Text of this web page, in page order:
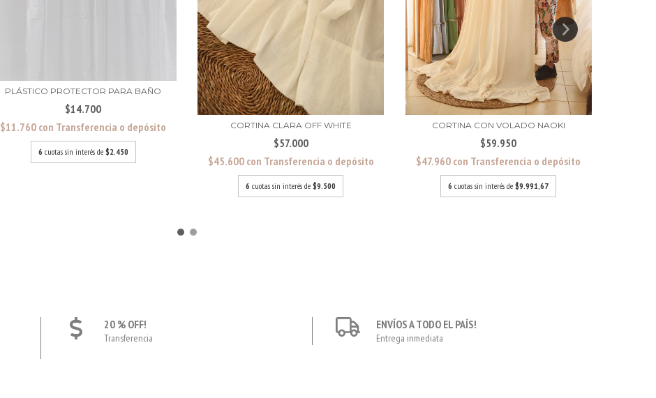
PLÁSTICO PROTECTOR PARA BAÑO
$14.700
$11.760 con Transferencia o depósito
6 cuotas sin interés de $2.450
CORTINA CLARA OFF WHITE
$57.000
$45.600 con Transferencia o depósito
6 cuotas sin interés de$9.500
CORTINA CON VOLADO NAOKI
$59.950
$47.960 con Transferencia o depósito
6 cuotas sin interés de$9.991,67
20 % OFF!
Transferencia
ENVÍOS A TODO EL PAÍS!
Entrega inmediata